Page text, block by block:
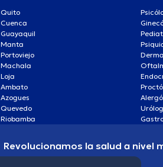
Quito
Cuenca
Guayaquil
Manta
Portoviejo
Machala
Loja
Ambato
Azogues
Quevedo
Riobamba
Revolucionamos la salud a nivel